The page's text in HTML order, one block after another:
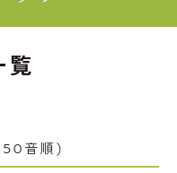
覧
音順)